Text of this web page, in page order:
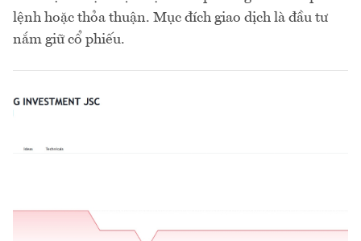
lệnh hoặc thỏa thuận. Mục đích giao dịch là đầu tư
nắm giữ cổ phiếu.